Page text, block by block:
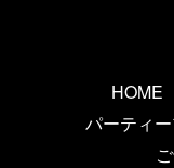
HOME
パーティ